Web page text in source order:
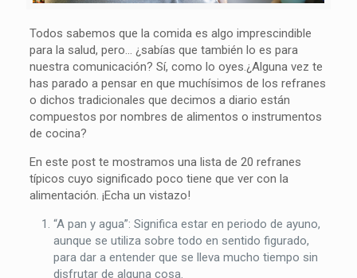
Todos sabemos que la comida es algo imprescindible
para la salud, pero… ¿sabías que también lo es para
nuestra comunicación? Sí, como lo oyes.¿Alguna vez te
has parado a pensar en que muchísimos de los refranes
o dichos tradicionales que decimos a diario están
compuestos por nombres de alimentos o instrumentos
de cocina?
En este post te mostramos una lista de 20 refranes
típicos cuyo significado poco tiene que ver con la
alimentación. ¡Echa un vistazo!
“A pan y agua”: Significa estar en periodo de ayuno,
aunque se utiliza sobre todo en sentido figurado,
para dar a entender que se lleva mucho tiempo sin
disfrutar de alguna cosa.